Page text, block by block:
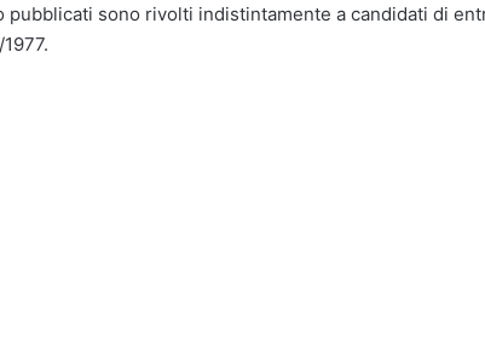
pubblicati sono rivolti indistintamente a candidati di